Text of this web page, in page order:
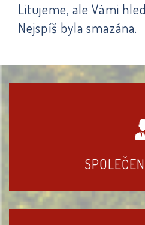
Litujeme, ale Vámi
Nejspíš byla smazána.